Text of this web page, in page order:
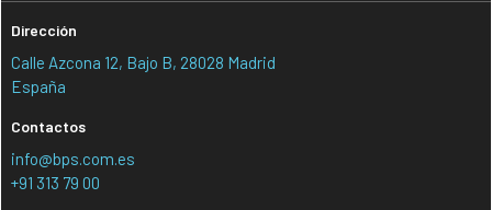
Dirección
Calle Azcona 12, Bajo B, 28028 Madrid
España
Contactos
info@bps.com.es
+91 313 79 00